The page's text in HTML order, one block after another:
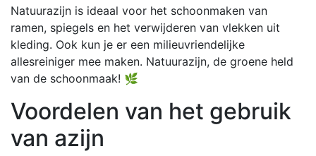
Natuurazijn is ideaal voor het schoonmaken van
ramen, spiegels en het verwijderen van vlekken uit
kleding. Ook kun je er een milieuvriendelijke
allesreiniger mee maken. Natuurazijn, de groene held
van de schoonmaak! 🌿
Voordelen van het gebruik
van azijn